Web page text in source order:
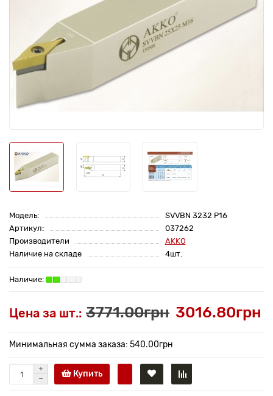
Модель:
SVVBN 3232 P16
Артикул:
037262
Производители
AKKO
Наличие на складе
4шт.
Цена за шт.: 3771.00грн 3016.80грн
Минимальная сумма заказа: 540.00грн
Купить